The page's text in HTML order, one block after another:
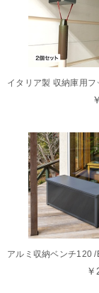
イタリア製 収納庫用フ
アルミ収納ベンチ120 /